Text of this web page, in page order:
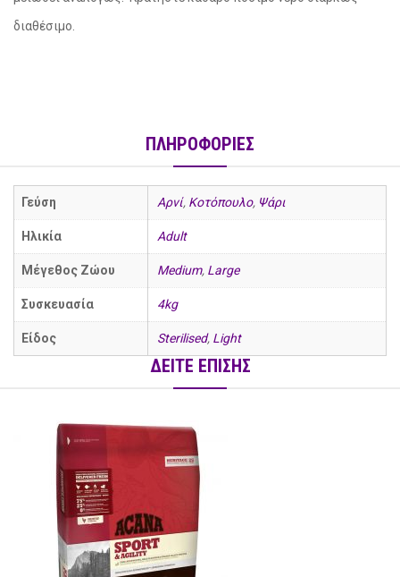
διαθέσιμο.
ΠΛΗΡΟΦΟΡΙΕΣ
Γεύση Αρνί, Κοτόπουλο, Ψάρι
Ηλικία Adult
Μέγεθος Ζώου Medium, Large
Συσκευασία 4kg
Είδος Sterilised, Light
ΔΕΙΤΕ ΕΠΙΣΗΣ